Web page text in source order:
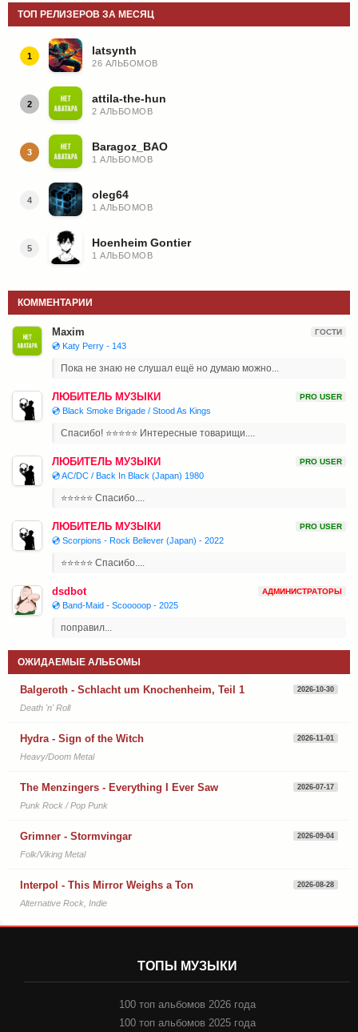
ТОП РЕЛИЗЕРОВ ЗА МЕСЯЦ
1 latsynth
26 АЛЬБОМОВ
2 attila-the-hun
2 АЛЬБОМОВ
3 Baragoz_BAO
1 АЛЬБОМОВ
4 oleg64
1 АЛЬБОМОВ
5 Hoenheim Gontier
1 АЛЬБОМОВ
КОММЕНТАРИИ
Maxim ГОСТИ
💿 Katy Perry - 143
Пока не знаю не слушал ещё но думаю можно...
ЛЮБИТЕЛЬ МУЗЫКИ PRO USER
💿 Black Smoke Brigade / Stood As Kings
Спасибо! ⭐⭐⭐⭐⭐ Интересные товарищи....
ЛЮБИТЕЛЬ МУЗЫКИ PRO USER
💿 AC/DC / Back In Black (Japan) 1980
⭐⭐⭐⭐⭐ Спасибо....
ЛЮБИТЕЛЬ МУЗЫКИ PRO USER
💿 Scorpions - Rock Believer (Japan) - 2022
⭐⭐⭐⭐⭐ Спасибо....
dsdbot АДМИНИСТРАТОРЫ
💿 Band-Maid - Scooooop - 2025
поправил...
ОЖИДАЕМЫЕ АЛЬБОМЫ
Balgeroth - Schlacht um Knochenheim, Teil 1 2026-10-30
Death 'n' Roll
Hydra - Sign of the Witch 2026-11-01
Heavy/Doom Metal
The Menzingers - Everything I Ever Saw 2026-07-17
Punk Rock / Pop Punk
Grimner - Stormvingar 2026-09-04
Folk/Viking Metal
Interpol - This Mirror Weighs a Ton 2026-08-28
Alternative Rock, Indie
ТОПЫ МУЗЫКИ
100 топ альбомов 2026 года
100 топ альбомов 2025 года